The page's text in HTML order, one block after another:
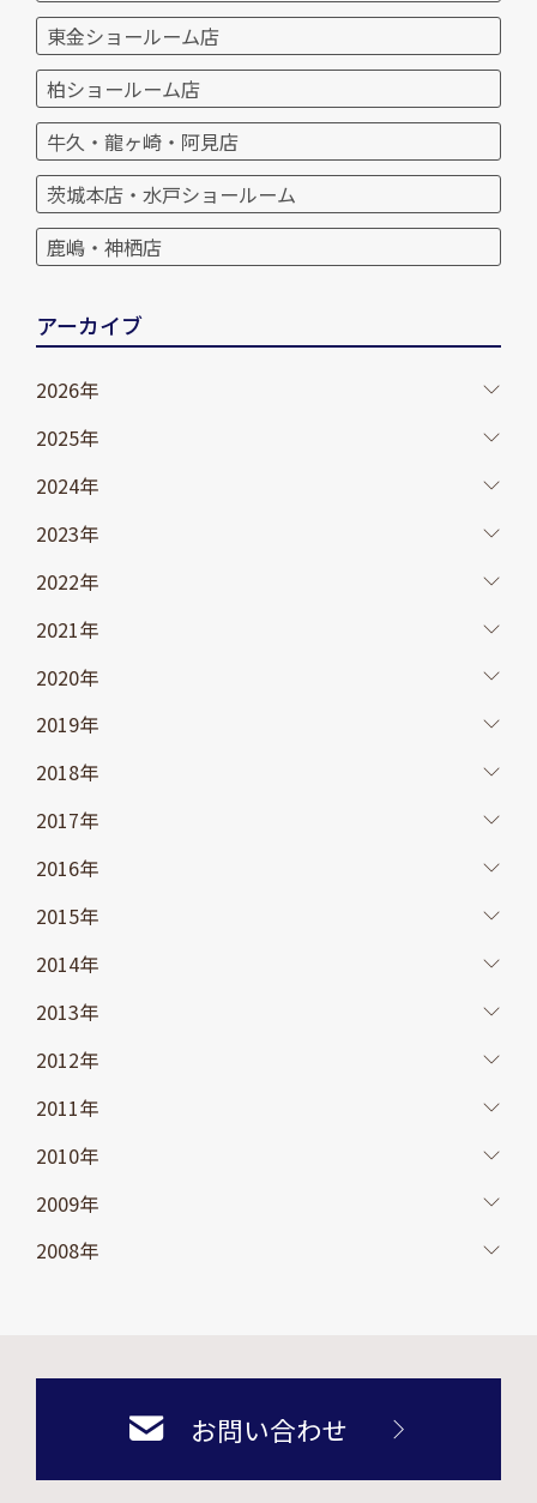
東金ショールーム店
柏ショールーム店
牛久・龍ヶ崎・阿見店
茨城本店・水戸ショールーム
鹿嶋・神栖店
アーカイブ
2026年
2025年
2024年
2023年
2022年
2021年
2020年
2019年
2018年
2017年
2016年
2015年
2014年
2013年
2012年
2011年
2010年
2009年
2008年
お問い合わせ